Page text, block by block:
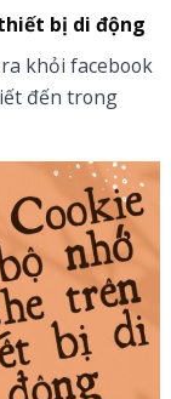
bị di động
khỏi facebook
đến trong